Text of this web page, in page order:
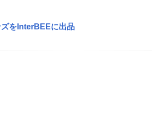
をInterBEEに出品